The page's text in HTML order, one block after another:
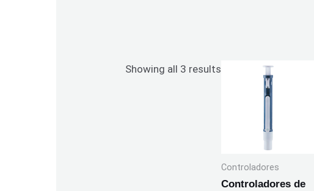
Showing all 3 results
Controladores
Controladores de